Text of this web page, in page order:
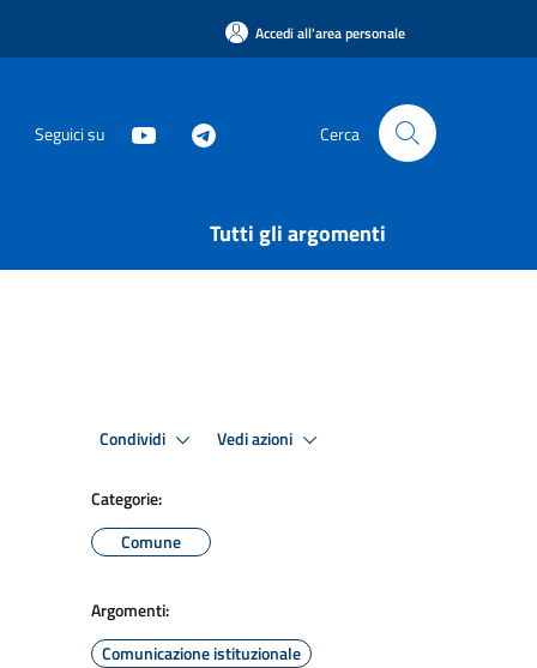
Accedi all'area personale
Seguici su Cerca
Tutti gli argomenti
Condividi Vedi azioni
Categorie:
Comune
Argomenti:
Comunicazione istituzionale